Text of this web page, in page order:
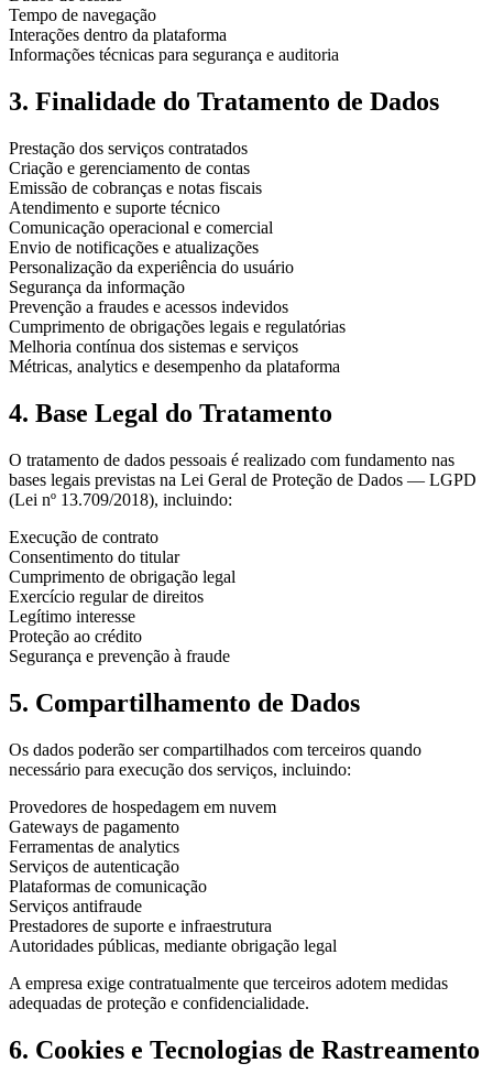
Tempo de navegação
Interações dentro da plataforma
Informações técnicas para segurança e auditoria
3. Finalidade do Tratamento de Dados
Prestação dos serviços contratados
Criação e gerenciamento de contas
Emissão de cobranças e notas fiscais
Atendimento e suporte técnico
Comunicação operacional e comercial
Envio de notificações e atualizações
Personalização da experiência do usuário
Segurança da informação
Prevenção a fraudes e acessos indevidos
Cumprimento de obrigações legais e regulatórias
Melhoria contínua dos sistemas e serviços
Métricas, analytics e desempenho da plataforma
4. Base Legal do Tratamento
O tratamento de dados pessoais é realizado com fundamento nas
bases legais previstas na Lei Geral de Proteção de Dados — LGPD
(Lei nº 13.709/2018), incluindo:
Execução de contrato
Consentimento do titular
Cumprimento de obrigação legal
Exercício regular de direitos
Legítimo interesse
Proteção ao crédito
Segurança e prevenção à fraude
5. Compartilhamento de Dados
Os dados poderão ser compartilhados com terceiros quando
necessário para execução dos serviços, incluindo:
Provedores de hospedagem em nuvem
Gateways de pagamento
Ferramentas de analytics
Serviços de autenticação
Plataformas de comunicação
Serviços antifraude
Prestadores de suporte e infraestrutura
Autoridades públicas, mediante obrigação legal
A empresa exige contratualmente que terceiros adotem medidas
adequadas de proteção e confidencialidade.
6. Cookies e Tecnologias de Rastreamento